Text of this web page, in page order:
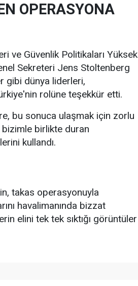
OPERASYONA
ve Güvenlik Politikaları Yüksek
Sekreteri Jens Stoltenberg
gibi dünya liderleri,
rolüne teşekkür etti.
bu sonuca ulaşmak için zorlu
birlikte duran
kullandı.
takas operasyonuyla
havalimanında bizzat
elini tek tek sıktığı görüntüler